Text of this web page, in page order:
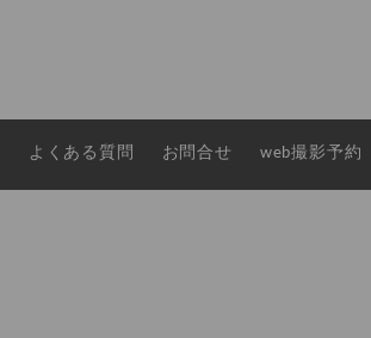
よくある質問 お問合せ web撮影予約